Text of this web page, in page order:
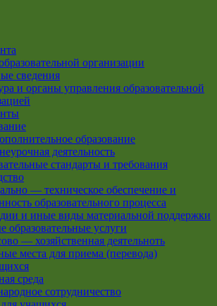
организации
сведения
и органы управления образовательной
образование
деятельность
стандарты и требования
— техническое обеспечение и
образовательного процесса
и иные виды материальной поддержки
образовательные услуги
— хозяйственная деятельноть
места для приема (перевода)
среда
сотрудничество